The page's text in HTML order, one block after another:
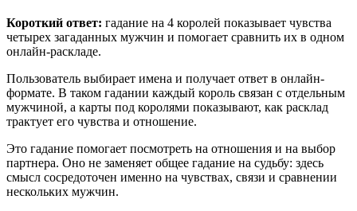
Короткий ответ: гадание на 4 королей показывает чувства
четырех загаданных мужчин и помогает сравнить их в одном
онлайн-раскладе.
Пользователь выбирает имена и получает ответ в онлайн-
формате. В таком гадании каждый король связан с отдельным
мужчиной, а карты под королями показывают, как расклад
трактует его чувства и отношение.
Это гадание помогает посмотреть на отношения и на выбор
партнера. Оно не заменяет общее гадание на судьбу: здесь
смысл сосредоточен именно на чувствах, связи и сравнении
нескольких мужчин.